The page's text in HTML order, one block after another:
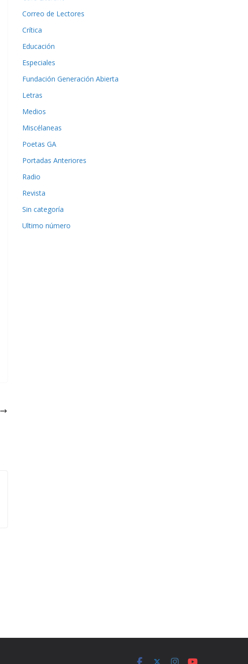
Correo de Lectores
Crítica
Educación
Especiales
Fundación Generación Abierta
Letras
Medios
Miscélaneas
Poetas GA
Portadas Anteriores
Radio
Revista
Sin categoría
Ultimo número